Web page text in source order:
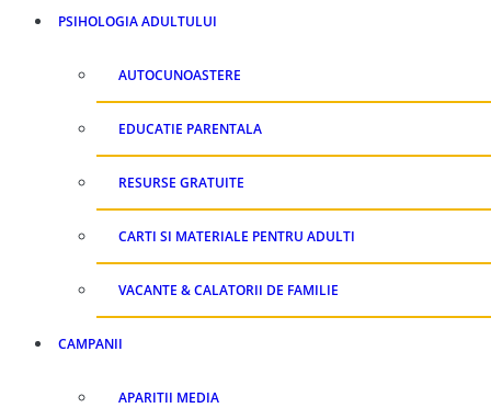
PSIHOLOGIA ADULTULUI
AUTOCUNOASTERE
EDUCATIE PARENTALA
RESURSE GRATUITE
CARTI SI MATERIALE PENTRU ADULTI
VACANTE & CALATORII DE FAMILIE
CAMPANII
APARITII MEDIA